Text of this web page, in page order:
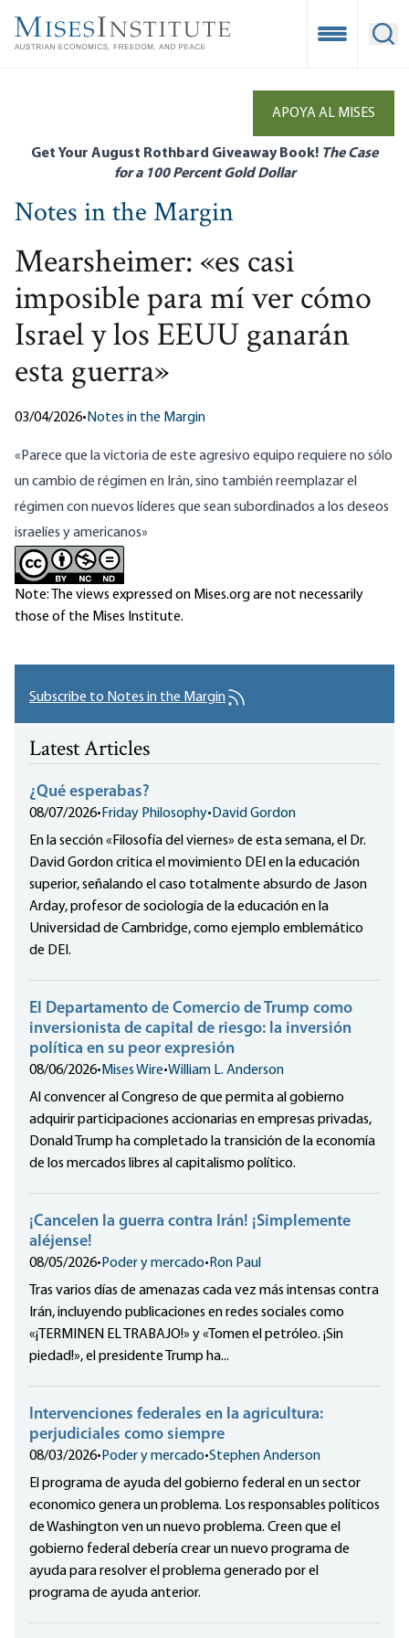
main
Open
APOYA AL MISES
Get Your August Rothbard Giveaway Book! The Case
for a 100 Percent Gold Dollar
Notes in the Margin
Mearsheimer: «es casi
imposible para mí ver cómo
Israel y los EEUU ganarán
esta guerra»
03/04/2026•Notes in the Margin
«Parece que la victoria de este agresivo equipo requiere no sólo
un cambio de régimen en Irán, sino también reemplazar el
régimen con nuevos líderes que sean subordinados a los deseos
israelíes y americanos»
Note: The views expressed on Mises.org are not necessarily
those of the Mises Institute.
Subscribe to Notes in the Margin
Latest Articles
¿Qué esperabas?
08/07/2026•Friday Philosophy•David Gordon
En la sección «Filosofía del viernes» de esta semana, el Dr.
David Gordon critica el movimiento DEI en la educación
superior, señalando el caso totalmente absurdo de Jason
Arday, profesor de sociología de la educación en la
Universidad de Cambridge, como ejemplo emblemático
de DEI.
El Departamento de Comercio de Trump como
inversionista de capital de riesgo: la inversión
política en su peor expresión
08/06/2026•Mises Wire•William L. Anderson
Al convencer al Congreso de que permita al gobierno
adquirir participaciones accionarias en empresas privadas,
Donald Trump ha completado la transición de la economía
de los mercados libres al capitalismo político.
¡Cancelen la guerra contra Irán! ¡Simplemente
aléjense!
08/05/2026•Poder y mercado•Ron Paul
Tras varios días de amenazas cada vez más intensas contra
Irán, incluyendo publicaciones en redes sociales como
«¡TERMINEN EL TRABAJO!» y «Tomen el petróleo. ¡Sin
piedad!», el presidente Trump ha...
Intervenciones federales en la agricultura:
perjudiciales como siempre
08/03/2026•Poder y mercado•Stephen Anderson
El programa de ayuda del gobierno federal en un sector
economico genera un problema. Los responsables políticos
de Washington ven un nuevo problema. Creen que el
gobierno federal debería crear un nuevo programa de
ayuda para resolver el problema generado por el
programa de ayuda anterior.